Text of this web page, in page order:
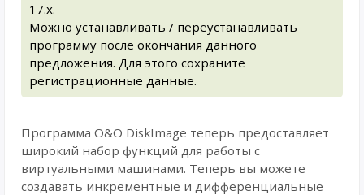
17.x.
Можно устанавливать / переустанавливать
программу после окончания данного
предложения. Для этого сохраните
регистрационные данные.
Программа O&O DiskImage теперь предоставляет
широкий набор функций для работы с
виртуальными машинами. Теперь вы можете
создавать инкрементные и дифференциальные